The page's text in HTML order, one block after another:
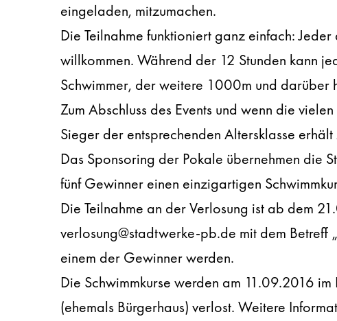
eingeladen, mitzumachen.
Die Teilnahme funktioniert ganz einfach:
willkommen. Während der 12 Stunden kann
Schwimmer, der weitere 1000m und darüber
Zum Abschluss des Events und wenn die
Sieger der entsprechenden Altersklasse
Das Sponsoring der Pokale übernehmen die
fünf Gewinner einen einzigartigen
Die Teilnahme an der Verlosung ist ab dem
verlosung@stadtwerke-pb.de mit dem Betreff
einem der Gewinner werden.
Die Schwimmkurse werden am 11.09.2016
(ehemals Bürgerhaus) verlost. Weitere